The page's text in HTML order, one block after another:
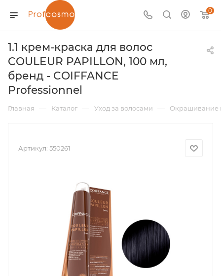
0
1.1 крем-краска для волос
COULEUR PAPILLON, 100 мл,
бренд - COIFFANCE
Professionnel
Главная — Каталог — Уход за волосами — Окрашивание
Артикул: 550261